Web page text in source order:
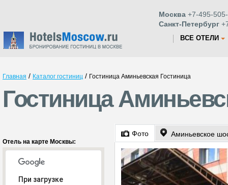
Москва +7-495-
Санкт-Петербург
ВСЕ ОТЕЛИ
Главная / Каталог гостиниц / Гостиница Аминьевская Гостиница
Гостиница
Отель на карте Москвы:
При загрузке
Фото Аминьевское